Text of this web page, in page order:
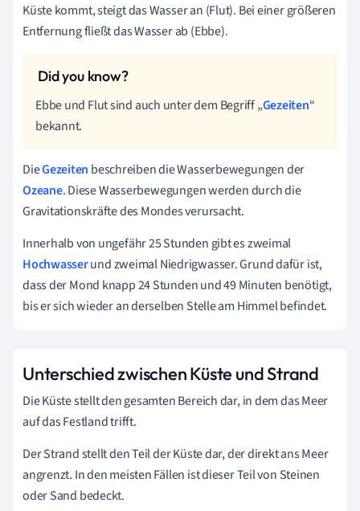
Küste kommt, steigt das Wasser an (Flut). Bei einer größeren
Entfernung fließt das Wasser ab (Ebbe).
Ebbe und Flut sind auch unter dem Begriff „Gezeiten“
bekannt.
DieGezeiten beschreiben die Wasserbewegungen der
Ozeane. Diese Wasserbewegungen werden durch die
Gravitationskräfte des Mondes verursacht.
Innerhalb von ungefähr 25 Stunden gibt es zweimal
Hochwasserund zweimal Niedrigwasser. Grund dafür ist,
dass der Mond knapp 24 Stunden und 49 Minuten benötigt,
bis er sich wieder an derselben Stelle am Himmel befindet.
Unterschied zwischen Küste und Strand
Die Küste stellt den gesamten Bereich dar, in dem das Meer
auf das Festland trifft.
Der Strand stellt den Teil der Küste dar, der direkt ans Meer
angrenzt. In den meisten Fällen ist dieser Teil von Steinen
oder Sand bedeckt.